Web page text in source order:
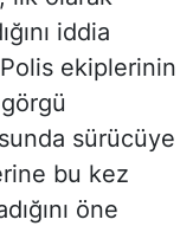
iddia
ekiplerinin
sürücüye
bu kez
öne